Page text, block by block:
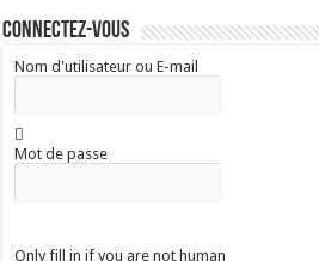
Connectez-vous
Nom d'utilisateur ou E-mail
Mot de passe
Only fill in if you are not human